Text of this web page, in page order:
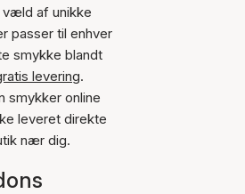
af unikke
passer til enhver
smykke blandt
levering.
smykker online
leveret direkte
nær dig.